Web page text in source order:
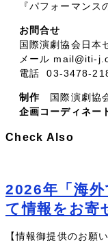
『パフォーマンス
お問合せ
国際演劇協会日本
メール mail@iti-
電話 03-3478-
制作 国際演劇協
企画コーディネ
Check Also
2026年「海
て情報をお寄
【情報御提供のお願